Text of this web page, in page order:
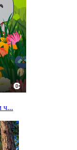
ч...